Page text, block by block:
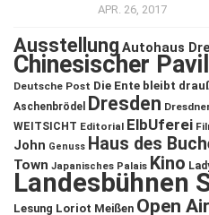
APR. 26, 2017
Ausstellung Autohaus
Chinesischer
Deutsche Post Die Ente bleibt
Aschenbrödel
Dresden
WEITSICHT Editorial ElbUferei
John Genuss Haus des
Town Japanisches Palais Kino
Landesbühnen
Lesung Loriot Meißen Open Air